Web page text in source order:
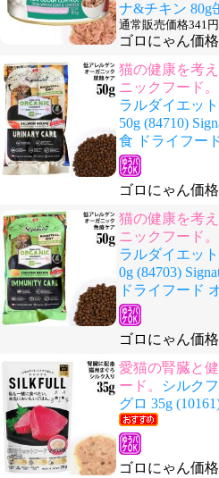
ナ&チキン 80g
通常販売価格341
ゴロにゃん価格
猫の健康を考
ニックフード。
ラルダイエッ
50g (84710)
食 ドライフー
ゴロにゃん価格
猫の健康を考
ニックフード。
ラルダイエッ
0g (84703)
ドライフード
ゴロにゃん価格
愛猫の腎臓と
ード。
シルク
グロ 35g
ゴロにゃん価格